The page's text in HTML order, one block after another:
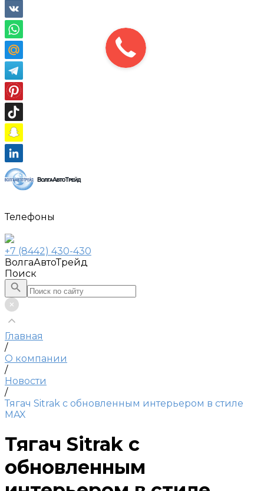
Телефоны
+7 (8442) 430-430
ВолгаАвтоТрейд
Поиск
Главная
/
О компании
/
Новости
/
Тягач Sitrak с обновленным интерьером в стиле
MAX
Тягач Sitrak с
обновленным